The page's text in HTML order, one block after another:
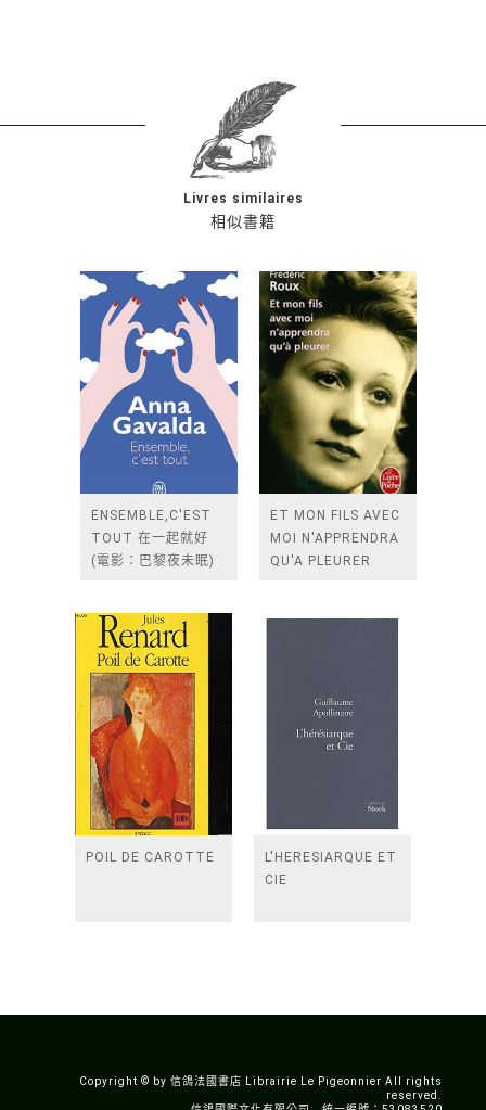
相似書籍
Livres similaires
ENSEMBLE,C'EST
TOUT 在一起就好
(電影：巴黎夜未眠)
ET MON FILS AVEC
MOI N'APPRENDRA
QU'A PLEURER
POIL DE CAROTTE
L'HERESIARQUE ET
CIE
Copyright © by 信鴿法國書店 Librairie Le Pigeonnier All rights
reserved.